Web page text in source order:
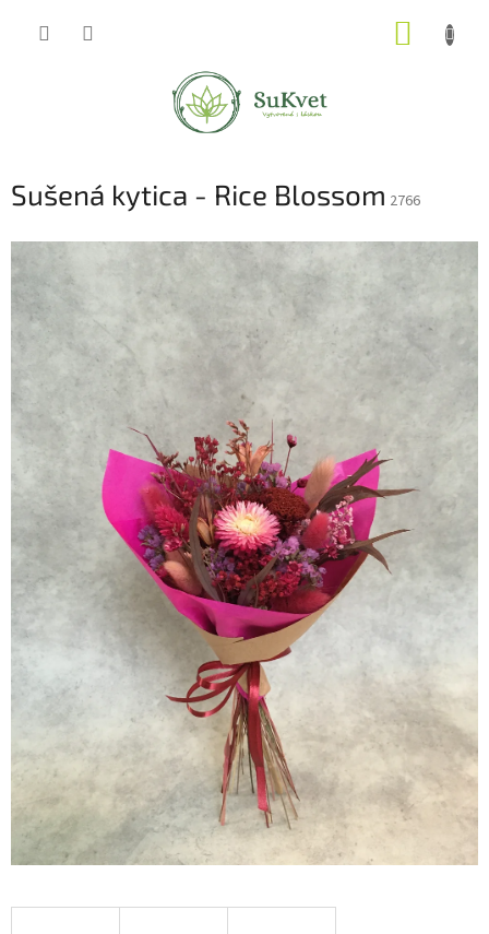
Sušená kytica - Rice Blossom 2766